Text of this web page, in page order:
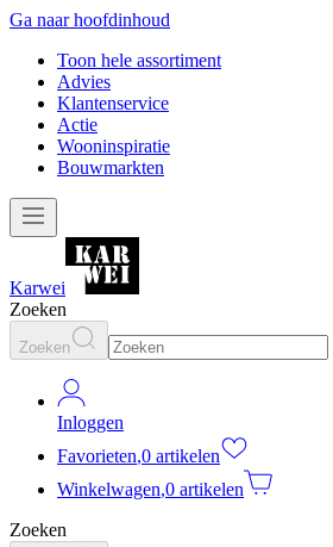
Ga naar hoofdinhoud
Toon hele assortiment
Advies
Klantenservice
Actie
Wooninspiratie
Bouwmarkten
Karwei
Zoeken
Zoeken
Inloggen
Favorieten,0 artikelen
Winkelwagen,0 artikelen
Zoeken